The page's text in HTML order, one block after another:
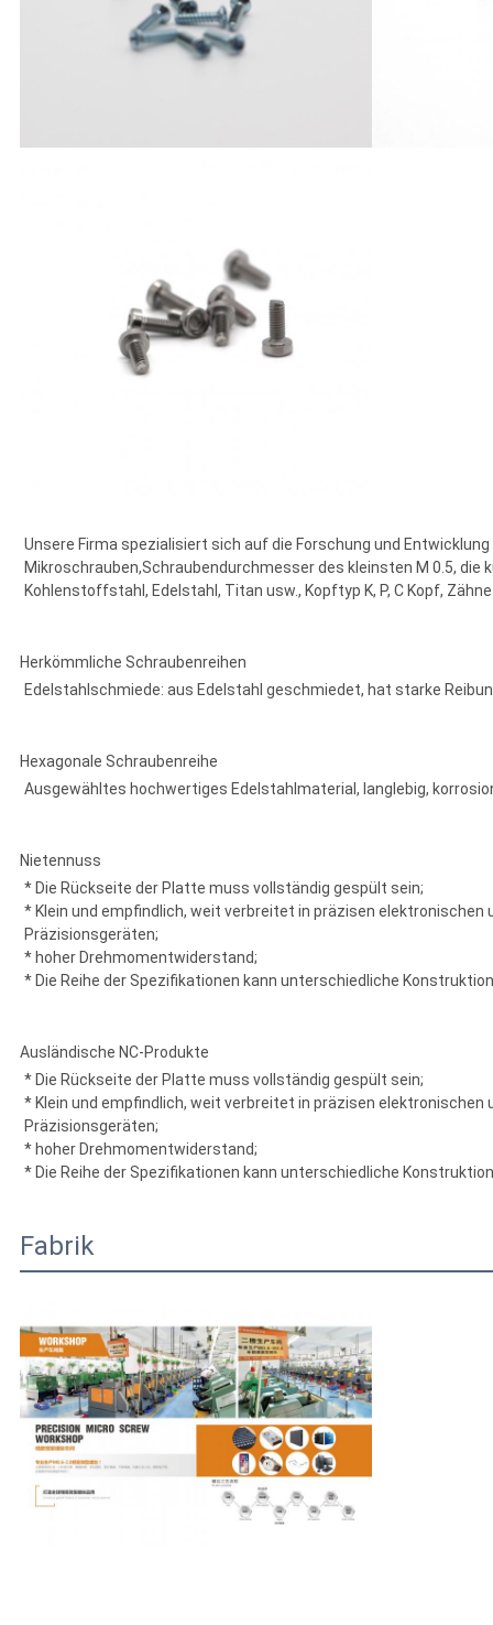
Unsere Firma spezialisiert sich auf die Forschung und
Mikroschrauben,Schraubendurchmesser des kleinsten M 0.5, die
Kohlenstoffstahl, Edelstahl, Titan usw., Kopftyp K, P, C Kopf,
Herkömmliche Schraubenreihen
Edelstahlschmiede: aus Edelstahl geschmiedet, hat starke
Hexagonale Schraubenreihe
Ausgewähltes hochwertiges Edelstahlmaterial, langlebig,
Nietennuss
* Die Rückseite der Platte muss vollständig gespült sein;
* Klein und empfindlich, weit verbreitet in präzisen elektronischen
Präzisionsgeräten;
* hoher Drehmomentwiderstand;
* Die Reihe der Spezifikationen kann unterschiedliche
Ausländische NC-Produkte
* Die Rückseite der Platte muss vollständig gespült sein;
* Klein und empfindlich, weit verbreitet in präzisen elektronischen
Präzisionsgeräten;
* hoher Drehmomentwiderstand;
* Die Reihe der Spezifikationen kann unterschiedliche
Fabrik